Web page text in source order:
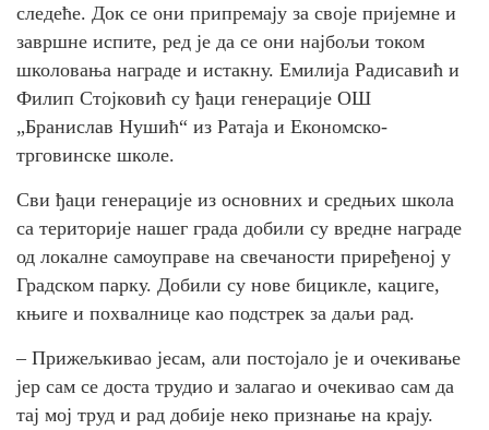
следеће. Док се они припремају за своје пријемне и
завршне испите, ред је да се они најбољи током
школовања награде и истакну. Емилија Радисавић и
Филип Стојковић су ђаци генерације ОШ
„Бранислав Нушић“ из Ратаја и Економско-
трговинске школе.
Сви ђаци генерације из основних и средњих школа
са територије нашег града добили су вредне награде
од локалне самоуправе на свечаности приређеној у
Градском парку. Добили су нове бицикле, кациге,
књиге и похвалнице као подстрек за даљи рад.
– Прижељкивао јесам, али постојало је и очекивање
јер сам се доста трудио и залагао и очекивао сам да
тај мој труд и рад добије неко признање на крају.